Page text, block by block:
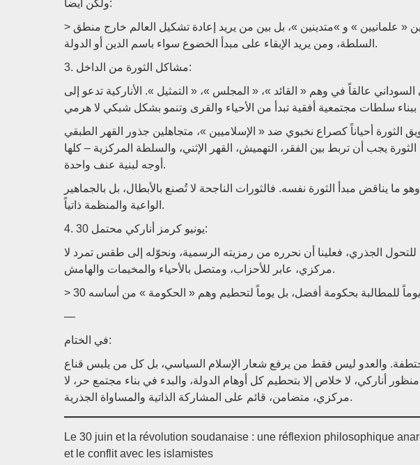
ولكن أيضاً:
> لا يجب أن يُفهم هذا الصراع كصراع بين « علمانيين » و »متدينين »، بل بين من يريد إعادة تشكيل العالم خارج منطق
السلطة، ومن يريد الإبقاء على مبدأ الخضوع سواء باسم الدين أو الدولة.
3. مشاكل الثورة من الداخل:
السوداني عالقاً في وهم « القائد »، « المجلس »، « التمثيل ». الأناركية تدعو إلى
الثورة أحياناً كصراع نخبوي ضد « الإسلاميين »، متجاهلين جذور القهر الطبقي
يجب أن تربط بين الفقر، التهميش، القهر الإثني، والسلطة المركزية – كلها
أوجه لبنية عنف واحدة.
ما يناقض مبدأ الثورة نفسه. فالثورات الناجحة لا تُصنع بالأبطال، بل بالجماهير
الواعية والمنظمة ذاتياً.
4. 30 يونيو كرمز أناركي محتمل:
نرى في 30 يونيو إمكانية للتحول الجذري، فعلينا أن نحرره من رمزيته الرسمية، ونحوّله إلى طقس تمرد لا
مركزي، عابر للأحزاب، ومتصل بالأحياء والمخيمات والهامش.
—
في الختام:
مُختطفة. والعدو ليس فقط من يرفع شعار الإسلام السياسي، بل كل من يلبس قناع
أناركي، لا خلاص إلا بتحطيم كل أوهام الدولة، والبدء في بناء مجتمع حر، لا
مركزي، متضامن، قائم على المشاركة الذاتية والمساواة الجذرية.
Le 30 juin et la révolution soudanaise : une réflexion philosophique
et le conflit avec les islamistes